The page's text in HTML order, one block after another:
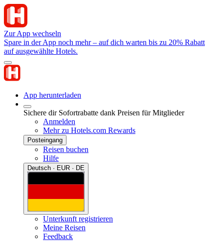
Zur App wechseln
Spare in der App noch mehr – auf dich warten bis zu 20% Rabatt
auf ausgewählte Hotels.
App herunterladen
Sichere dir Sofortrabatte dank Preisen für Mitglieder
Anmelden
Mehr zu Hotels.com Rewards
Posteingang
Reisen buchen
Hilfe
Deutsch · EUR · DE
Unterkunft registrieren
Meine Reisen
Feedback